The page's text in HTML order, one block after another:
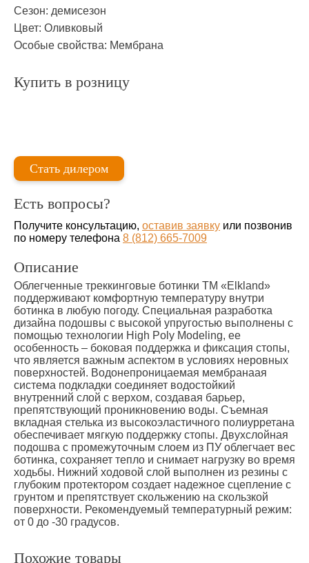
Сезон: демисезон
Цвет: Оливковый
Особые свойства: Мембрана
Купить в розницу
Стать дилером
Есть вопросы?
Получите консультацию, оставив заявку или позвонив
по номеру телефона 8 (812) 665-7009
Описание
Облегченные треккинговые ботинки TM «Elkland»
поддерживают комфортную температуру внутри
ботинка в любую погоду. Специальная разработка
дизайна подошвы с высокой упругостью выполнены с
помощью технологии High Poly Modeling, ее
особенность – боковая поддержка и фиксация стопы,
что является важным аспектом в условиях неровных
поверхностей. Водонепроницаемая мембранаая
система подкладки соединяет водостойкий
внутренний слой с верхом, создавая барьер,
препятствующий проникновению воды. Съемная
вкладная стелька из высокоэластичного полиурретана
обеспечивает мягкую поддержку стопы. Двухслойная
подошва с промежуточным слоем из ПУ облегчает вес
ботинка, сохраняет тепло и снимает нагрузку во время
ходьбы. Нижний ходовой слой выполнен из резины с
глубоким протектором создает надежное сцепление с
грунтом и препятствует скольжению на скользкой
поверхности. Рекомендуемый температурный режим:
от 0 до -30 градусов.
Похожие товары